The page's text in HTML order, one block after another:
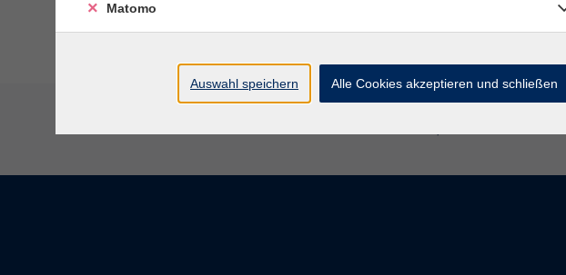
Matomo
Auswahl speichern Alle Cookies akzeptieren und schließen